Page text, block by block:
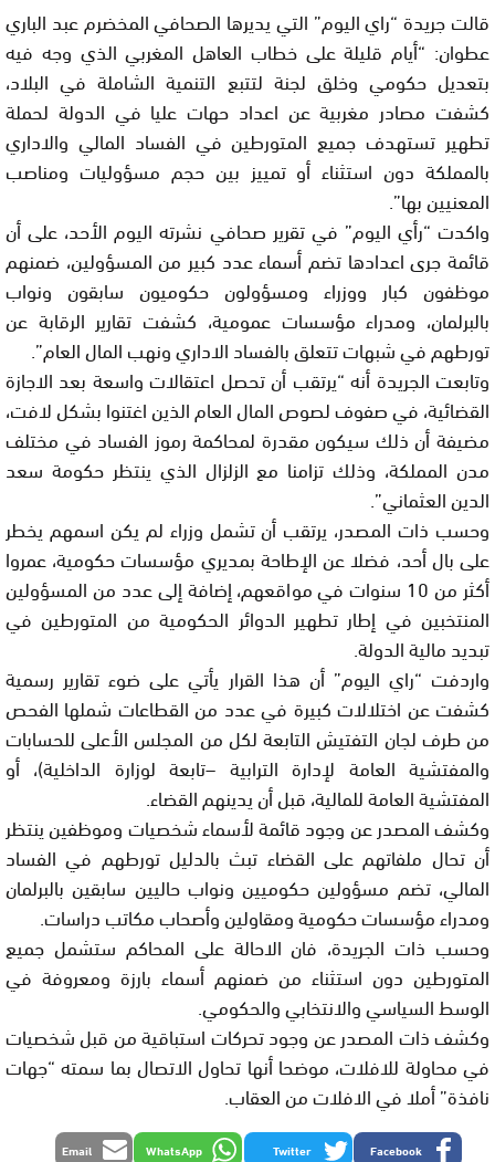
قالت جريدة “راي اليوم” التي يديرها الصحافي المخضرم عبد الباري
عطوان: “أيام قليلة على خطاب العاهل المغربي الذي وجه فيه
بتعديل حكومي وخلق لجنة لتتبع التنمية الشاملة في البلاد،
كشفت مصادر مغربية عن اعداد حهات عليا في الدولة لحملة
تطهير تستهدف جميع المتورطين في الفساد المالي والاداري
بالمملكة دون استثناء أو تمييز بين حجم مسؤوليات ومناصب
المعنيين بها”.
واكدت “رأي اليوم” في تقرير صحافي نشرته اليوم الأحد، على أن
قائمة جرى اعدادها تضم أسماء عدد كبير من المسؤولين، ضمنهم
موظفون كبار ووزراء ومسؤولون حكوميون سابقون ونواب
بالبرلمان، ومدراء مؤسسات عمومية، كشفت تقارير الرقابة عن
تورطهم في شبهات تتعلق بالفساد الاداري ونهب المال العام”.
وتابعت الجريدة أنه “يرتقب أن تحصل اعتقالات واسعة بعد الاجازة
القضائية، في صفوف لصوص المال العام الذين اغتنوا بشكل لافت،
مضيفة أن ذلك سيكون مقدرة لمحاكمة رموز الفساد في مختلف
مدن المملكة، وذلك تزامنا مع الزلزال الذي ينتظر حكومة سعد
الدين العثماني”.
وحسب ذات المصدر، يرتقب أن تشمل وزراء لم يكن اسمهم يخطر
على بال أحد، فضلا عن الإطاحة بمديري مؤسسات حكومية، عمروا
أكثر من 10 سنوات في مواقعهم، إضافة إلى عدد من المسؤولين
المنتخبين في إطار تطهير الدوائر الحكومية من المتورطين في
تبديد مالية الدولة.
واردفت “راي اليوم” أن هذا القرار يأتي على ضوء تقارير رسمية
كشفت عن اختلالات كبيرة في عدد من القطاعات شملها الفحص
من طرف لجان التفتيش التابعة لكل من المجلس الأعلى للحسابات
والمفتشية العامة لإدارة الترابية –تابعة لوزارة الداخلية)، أو
المفتشية العامة للمالية، قبل أن يدينهم القضاء.
وكشف المصدر عن وجود قائمة لأسماء شخصيات وموظفين ينتظر
أن تحال ملفاتهم على القضاء تبث بالدليل تورطهم في الفساد
المالي، تضم مسؤولين حكوميين ونواب حاليين سابقين بالبرلمان
ومدراء مؤسسات حكومية ومقاولين وأصحاب مكاتب دراسات.
وحسب ذات الجريدة، فان الاحالة على المحاكم ستشمل جميع
المتورطين دون استثناء من ضمنهم أسماء بارزة ومعروفة في
الوسط السياسي والانتخابي والحكومي.
وكشف ذات المصدر عن وجود تحركات استباقية من قبل شخصيات
في محاولة للافلات، موضحا أنها تحاول الاتصال بما سمته “جهات
نافذة” أملا في الافلات من العقاب.
Facebook
Twitter
WhatsApp
Email